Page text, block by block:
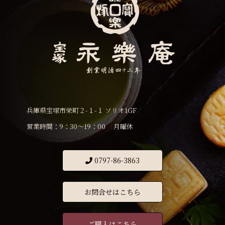
兵庫県宝塚市栄町２-１-１ ソリオ1GF
営業時間：9：30〜19：00 月曜休
0797-86-3863
お問合せはこちら